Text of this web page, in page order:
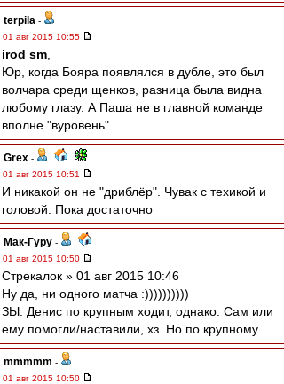
terpila -
01 авг 2015 10:55
irod sm
Юр, когда Бояра появлялся в дубле, это был
волчара среди щенков, разница была видна
любому глазу. А Паша не в главной команде
вполне "вуровень".
Grex -
01 авг 2015 10:51
И никакой он не "дриблёр". Чувак с техикой и
головой. Пока достаточно
Мак-Гуру -
01 авг 2015 10:50
Стрекалок » 01 авг 2015 10:46
Ну да, ни одного матча :))))))))))
ЗЫ. Денис по крупным ходит, однако. Сам или
ему помогли/наставили, хз. Но по крупному.
mmmmm -
01 авг 2015 10:50